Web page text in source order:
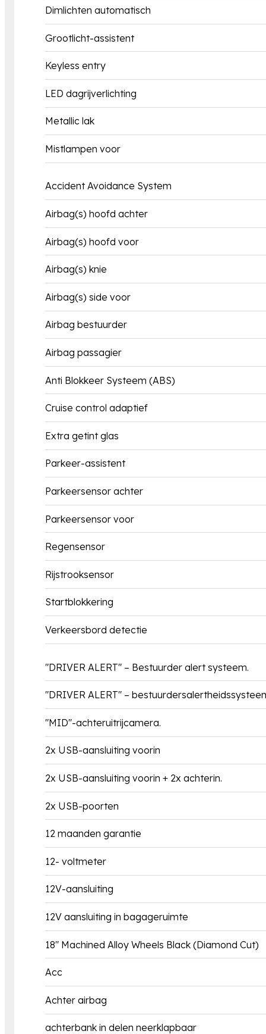
Dimlichten automatisch
Grootlicht-assistent
Keyless entry
LED dagrijverlichting
Metallic lak
Mistlampen voor
Accident Avoidance System
Airbag(s) hoofd achter
Airbag(s) hoofd voor
Airbag(s) knie
Airbag(s) side voor
Airbag bestuurder
Airbag passagier
Anti Blokkeer Systeem (ABS)
Cruise control adaptief
Extra getint glas
Parkeer-assistent
Parkeersensor achter
Parkeersensor voor
Regensensor
Rijstrooksensor
Startblokkering
Verkeersbord detectie
"DRIVER ALERT" – Bestuurder alert systeem.
"DRIVER ALERT" –
"MID"-achteruitrijcamera.
2x USB-aansluiting voorin
2x USB-aansluiting voorin + 2x achterin.
2x USB-poorten
12 maanden garantie
12- voltmeter
12V-aansluiting
12V aansluiting in bagageruimte
18" Machined Alloy Wheels Black (Diamond Cut)
Acc
Achter airbag
achterbank in delen neerklapbaar